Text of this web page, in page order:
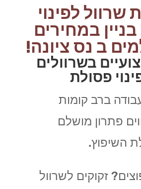
לפינוי
במחירים
ב נס ציונה!
בשרוולים
פסולת
ברב קומות
פתרון מושלם
השיפוץ.
זקוקים לשרוול